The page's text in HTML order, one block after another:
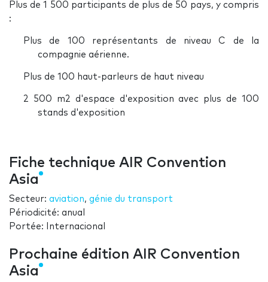
Plus de 1 500 participants de plus de 50 pays, y compris
:
Plus de 100 représentants de niveau C de la
compagnie aérienne.
Plus de 100 haut-parleurs de haut niveau
2 500 m2 d'espace d'exposition avec plus de 100
stands d'exposition
Fiche technique AIR Convention
Asia
Secteur: aviation, génie du transport
Périodicité: anual
Portée: Internacional
Prochaine édition AIR Convention
Asia